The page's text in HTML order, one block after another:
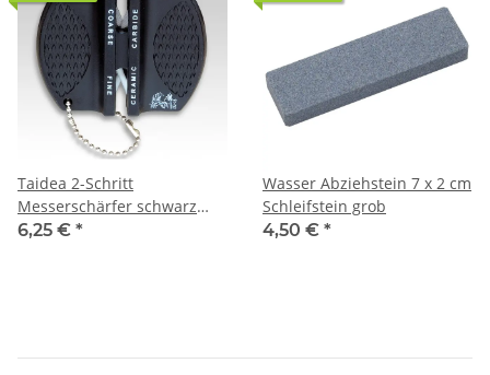
Taidea 2-Schritt
Messerschärfer schwarz
Carbid/Keramik
6,25 € *
Wasser Abziehstein 7 x 2 cm
Schleifstein grob
4,50 € *